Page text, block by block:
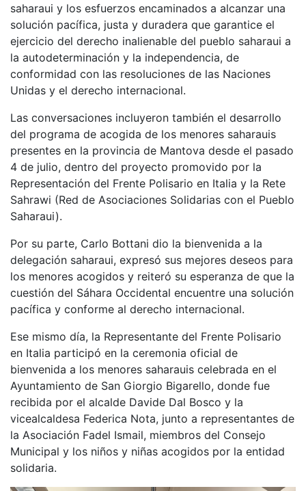
saharaui y los esfuerzos encaminados a alcanzar una
solución pacífica, justa y duradera que garantice el
ejercicio del derecho inalienable del pueblo saharaui a
la autodeterminación y la independencia, de
conformidad con las resoluciones de las Naciones
Unidas y el derecho internacional.
Las conversaciones incluyeron también el desarrollo
del programa de acogida de los menores saharauis
presentes en la provincia de Mantova desde el pasado
4 de julio, dentro del proyecto promovido por la
Representación del Frente Polisario en Italia y la Rete
Sahrawi (Red de Asociaciones Solidarias con el Pueblo
Saharaui).
Por su parte, Carlo Bottani dio la bienvenida a la
delegación saharaui, expresó sus mejores deseos para
los menores acogidos y reiteró su esperanza de que la
cuestión del Sáhara Occidental encuentre una solución
pacífica y conforme al derecho internacional.
Ese mismo día, la Representante del Frente Polisario
en Italia participó en la ceremonia oficial de
bienvenida a los menores saharauis celebrada en el
Ayuntamiento de San Giorgio Bigarello, donde fue
recibida por el alcalde Davide Dal Bosco y la
vicealcaldesa Federica Nota, junto a representantes de
la Asociación Fadel Ismail, miembros del Consejo
Municipal y los niños y niñas acogidos por la entidad
solidaria.